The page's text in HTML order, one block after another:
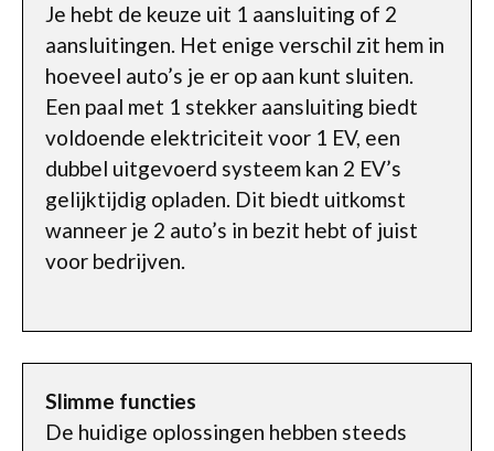
Je hebt de keuze uit 1 aansluiting of 2
aansluitingen. Het enige verschil zit hem in
hoeveel auto’s je er op aan kunt sluiten.
Een paal met 1 stekker aansluiting biedt
voldoende elektriciteit voor 1 EV, een
dubbel uitgevoerd systeem kan 2 EV’s
gelijktijdig opladen. Dit biedt uitkomst
wanneer je 2 auto’s in bezit hebt of juist
voor bedrijven.
Slimme functies
De huidige oplossingen hebben steeds